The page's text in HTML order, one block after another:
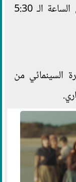
للمرة الثانية يوم الأحد 5 ديسمبر في الساعة الـ 5:30
السينمائي من